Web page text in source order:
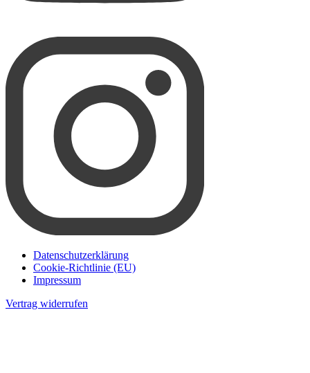
Datenschutzerklärung
Cookie-Richtlinie (EU)
Impressum
Vertrag widerrufen